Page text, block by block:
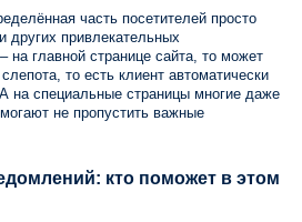
часть посетителей просто
других привлекательных
на главной странице сайта, то может
то есть клиент автоматически
на специальные страницы многие даже
не пропустить важные
кто поможет в этом